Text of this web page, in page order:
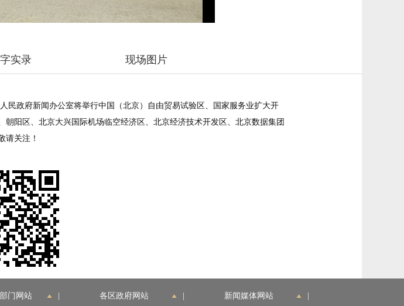
实录 现场图片
民政府新闻办公室将举行中国（北京）自由贸易试验区、国家服务业扩大开
阳区、北京大兴国际机场临空经济区、北京经济技术开发区、北京数据集团
请关注！
门网站 各区政府网站 新闻媒体网站